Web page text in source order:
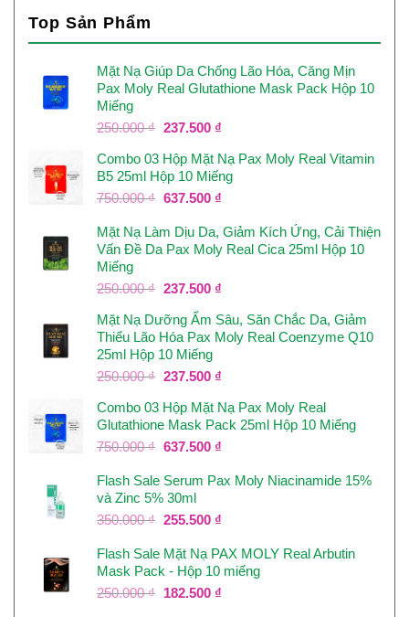
Top Sản Phẩm
Mặt Nạ Giúp Da Chống Lão Hóa, Căng Mịn
Pax Moly Real Glutathione Mask Pack Hộp 10
Miếng
250.000₫ Giá
là:
250.000 ₫.
237.500 ₫Giá
tại
là:
237.500 ₫.
Combo 03 Hộp Mặt Nạ Pax Moly Real Vitamin
B5 25ml Hộp 10 Miếng
750.000₫ Giá
là:
750.000 ₫.
637.500 ₫Giá
tại
là:
Mặt Nạ Làm Dịu Da, Giảm Kích Ứng, Cải Thiện
Vấn Đề Da Pax Moly Real Cica 25ml Hộp 10
Miếng
250.000₫ Giá
là:
250.000 ₫.
237.500 ₫Giá
tại
là:
Mặt Nạ Dưỡng Ẩm Sâu, Săn Chắc Da, Giảm
Thiểu Lão Hóa Pax Moly Real Coenzyme Q10
25ml Hộp 10 Miếng
250.000₫ Giá
là:
250.000 ₫.
237.500 ₫Giá
tại
là:
237.500 ₫.
Combo 03 Hộp Mặt Nạ Pax Moly Real
Glutathione Mask Pack 25ml Hộp 10 Miếng
750.000₫ Giá
là:
750.000 ₫.
637.500 ₫Giá
tại
637.500 ₫.
Flash Sale Serum Pax Moly Niacinamide 15%
và Zinc 5% 30ml
350.000₫ Giá
là:
350.000 ₫.
255.500 ₫Giá
tại
là:
255.500 ₫.
Flash Sale Mặt Nạ PAX MOLY Real Arbutin
Mask Pack - Hộp 10 miếng
250.000₫ Giá
182.500 ₫Giá